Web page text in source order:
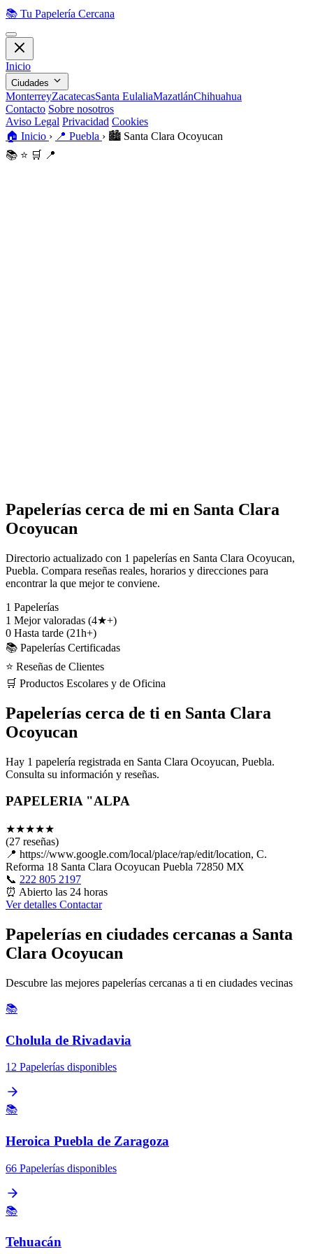
📚 Tu Papelería Cercana
Inicio
Ciudades
MonterreyZacatecasSanta EulaliaMazatlánChihuahua
Contacto Sobre nosotros
Aviso Legal Privacidad Cookies
🏠 Inicio › 📍 Puebla › 🏙️ Santa Clara Ocoyucan
📚 ⭐ 🛒 📍
Papelerías cerca de mi en Santa Clara
Ocoyucan
Directorio actualizado con 1 papelerías en Santa Clara Ocoyucan,
Puebla. Compara reseñas reales, horarios y direcciones para
encontrar la que mejor te conviene.
1 Papelerías
1 Mejor valoradas (4★+)
0 Hasta tarde (21h+)
📚 Papelerías Certificadas
⭐ Reseñas de Clientes
🛒 Productos Escolares y de Oficina
Papelerías cerca de ti en Santa Clara
Ocoyucan
Hay 1 papelería registrada en Santa Clara Ocoyucan, Puebla.
Consulta su información y reseñas.
PAPELERIA "ALPA
★★★★★
(27 reseñas)
📍 https://www.google.com/local/place/rap/edit/location, C.
Reforma 18 Santa Clara Ocoyucan Puebla 72850 MX
📞 222 805 2197
⏰ Abierto las 24 horas
Ver detalles Contactar
Papelerías en ciudades cercanas a Santa
Clara Ocoyucan
Descubre las mejores papelerías cercanas a ti en ciudades vecinas
📚
Cholula de Rivadavia
12 Papelerías disponibles
📚
Heroica Puebla de Zaragoza
66 Papelerías disponibles
📚
Tehuacán